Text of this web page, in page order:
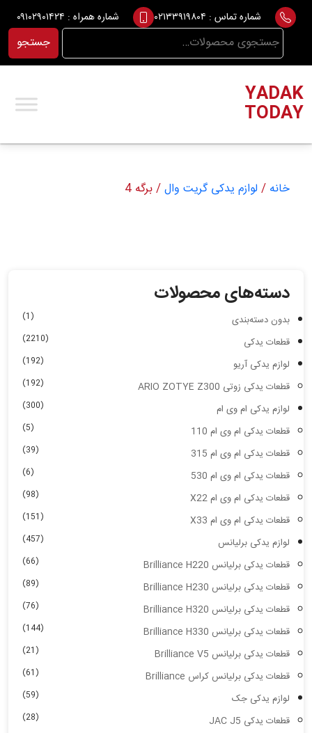
Skip
content
شماره تماس : ۰۲۱۳۳۹۱۹۸۰۴ شماره همراه : ۰۹۱۰۲۹۰۱۴۲۴
جستجو
برای:
جستجو
YADAK
TODAY
خانه / لوازم یدکی گریت وال/ برگه 4
دسته‌های محصولات
بدون دسته‌بندی (1)
قطعات یدکی (2210)
لوازم یدکی آریو (192)
قطعات یدکی زوتی ARIO ZOTYE Z300 (192)
لوازم یدکی ام وی ام (300)
قطعات یدکی ام وی ام 110 (5)
قطعات یدکی ام وی ام 315 (39)
قطعات یدکی ام وی ام 530 (6)
قطعات یدکی ام وی ام X22 (98)
قطعات یدکی ام وی ام X33 (151)
لوازم یدکی برلیانس (457)
قطعات یدکی برلیانس Brilliance H220 (66)
قطعات یدکی برلیانس Brilliance H230 (89)
قطعات یدکی برلیانس Brilliance H320 (76)
قطعات یدکی برلیانس Brilliance H330 (144)
قطعات یدکی برلیانس Brilliance V5 (21)
قطعات یدکی برلیانس کراس Brilliance (61)
لوازم یدکی جک (59)
قطعات یدکی JAC J5 (28)